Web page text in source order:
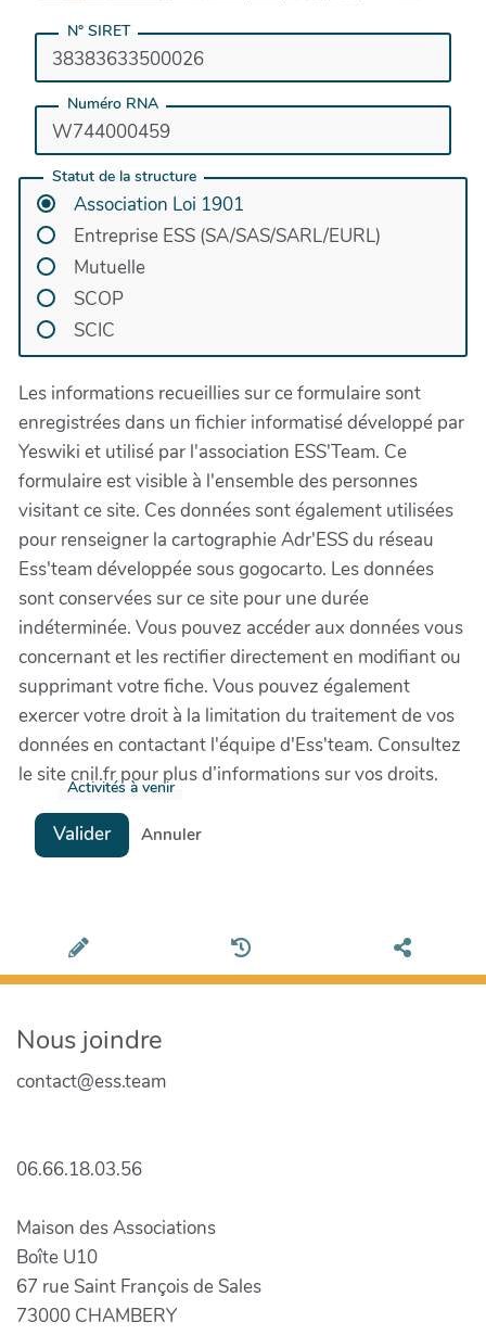
N° SIRET
Numéro RNA
Statut de la structure
Association Loi 1901
Entreprise ESS (SA/SAS/SARL/EURL)
Mutuelle
SCOP
SCIC
Les informations recueillies sur ce formulaire sont
enregistrées dans un fichier informatisé développé par
Yeswiki et utilisé par l'association ESS'Team. Ce
formulaire est visible à l'ensemble des personnes
visitant ce site. Ces données sont également utilisées
pour renseigner la cartographie Adr'ESS du réseau
Ess'team développée sous gogocarto. Les données
sont conservées sur ce site pour une durée
indéterminée. Vous pouvez accéder aux données vous
concernant et les rectifier directement en modifiant ou
supprimant votre fiche. Vous pouvez également
exercer votre droit à la limitation du traitement de vos
données en contactant l'équipe d'Ess'team. Consultez
le site cnil.fr pour plus d’informations sur vos droits.
Activités à venir
Valider Annuler
Nous joindre
contact@ess.team
06.66.18.03.56
Maison des Associations
Boîte U10
67 rue Saint François de Sales
73000 CHAMBERY